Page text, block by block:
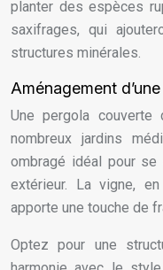
planter des espèces
saxifrages, qui
structures minérales.
Aménagement
Une pergola couverte
nombreux jardins
ombragé idéal pour
extérieur. La vigne,
apporte une touche de
Optez pour une